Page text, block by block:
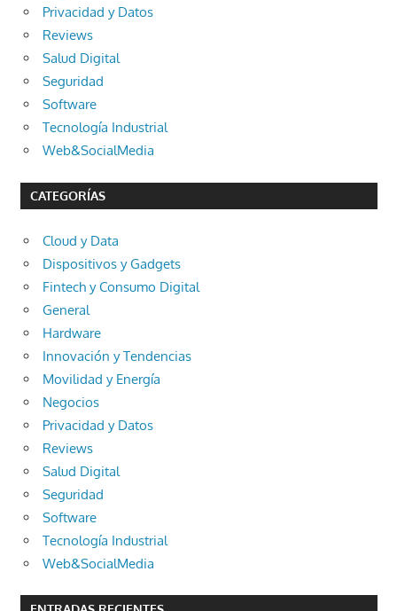
Privacidad y Datos
Reviews
Salud Digital
Seguridad
Software
Tecnología Industrial
Web&SocialMedia
CATEGORÍAS
Cloud y Data
Dispositivos y Gadgets
Fintech y Consumo Digital
General
Hardware
Innovación y Tendencias
Movilidad y Energía
Negocios
Privacidad y Datos
Reviews
Salud Digital
Seguridad
Software
Tecnología Industrial
Web&SocialMedia